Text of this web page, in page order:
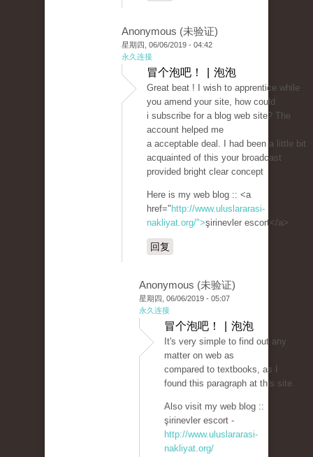
Anonymous (未验证)
星期四, 06/06/2019 - 04:42
永久连接
冒个泡吧！ | 泡泡
Great beat ! I wish to apprentice while
you amend your site, how could
i subscribe for a blog web site? The
account helped me
a acceptable deal. I had been a little bit
acquainted of this your broadcast
provided bright clear concept
Here is my web blog :: <a
href=" http://www.uluslararasi-
nakliyat.org/">şirinevler escort</a>
回复
Anonymous (未验证)
星期四, 06/06/2019 - 05:07
永久连接
冒个泡吧！ | 泡泡
It's very simple to find out any
matter on web as
compared to textbooks, as I
found this paragraph at this site.
Also visit my web blog ::
şirinevler escort -
http://www.uluslararasi-
nakliyat.org/